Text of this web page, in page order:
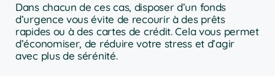
Dans chacun de ces cas, disposer d’un fonds
d’urgence vous évite de recourir à des prêts
rapides ou à des cartes de crédit. Cela vous permet
d’économiser, de réduire votre stress et d’agir
avec plus de sérénité.